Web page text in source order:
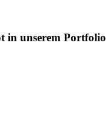
in unserem Portfolio